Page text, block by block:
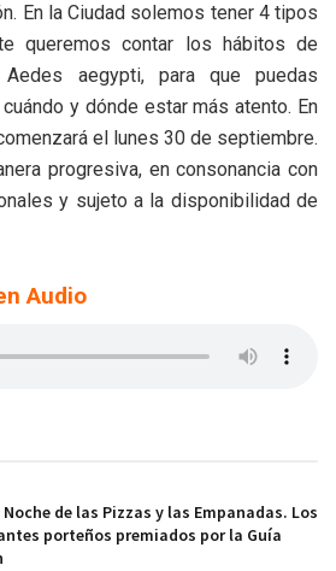
En la Ciudad solemos tener 4 tipos
queremos contar los hábitos de
Aedes aegypti, para que puedas
y dónde estar más atento. En
el lunes 30 de septiembre.
progresiva, en consonancia con
y sujeto a la disponibilidad de
Audio
de las Pizzas y las Empanadas. Los
porteños premiados por la Guía